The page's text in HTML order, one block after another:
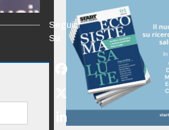
Seguici
Su:
Facebook
Twitter
(deprecated)
LinkedIn